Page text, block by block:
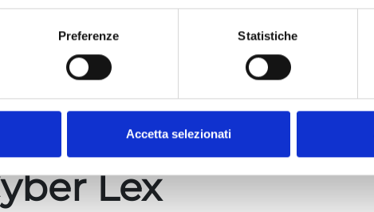
Preferenze Statistiche
Accetta selezionati
o assoluzioni per reati. Quest’ultimo
sia stato prosciolto o assolto con
c.p.p.), è stato poi positivizzato nella
l’annoso procedimento di
obsoleti da Google.
Lex